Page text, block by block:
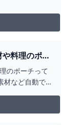
料理のポー
のポーチって
材など自動で
器など...